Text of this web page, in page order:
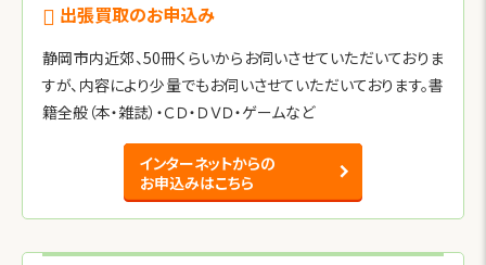
出張買取のお申込み
静岡市内近郊、50冊くらいからお伺いさせていただいておりま
すが、内容により少量でもお伺いさせていただいております。書
籍全般（本・雑誌）・ＣＤ・ＤＶＤ・ゲームなど
インターネットからの
お申込みはこちら